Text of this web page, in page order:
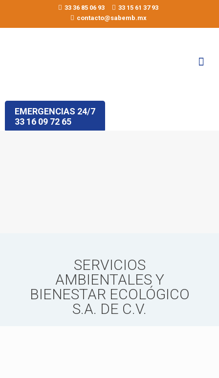
33 36 85 06 93
33 15 61 37 93
contacto@sabemb.mx
EMERGENCIAS 24/7
33 16 09 72 65
SERVICIOS
AMBIENTALES Y
BIENESTAR ECOLÓGICO
S.A. DE C.V.